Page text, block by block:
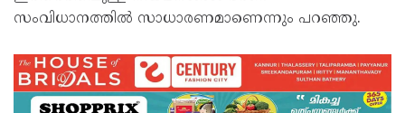
സംവിധാനത്തിൽ സാധാരണമാണെന്നും പറഞ്ഞു.